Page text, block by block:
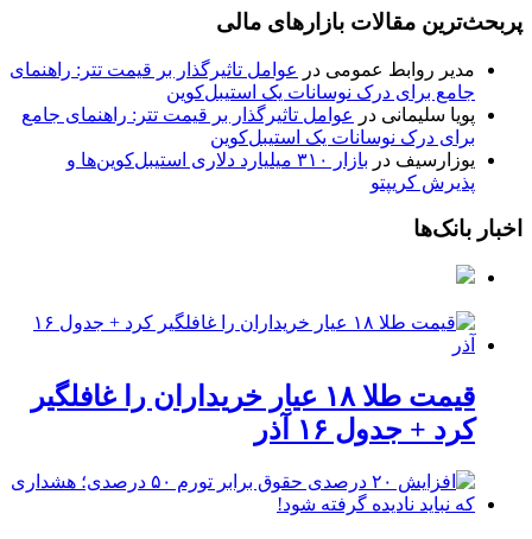
پربحث‌ترین مقالات بازارهای مالی
مدیر روابط عمومی در
عوامل تاثیرگذار بر قیمت تتر: راهنمای
جامع برای درک نوسانات یک استیبل‌کوین
پویا سلیمانی در
عوامل تاثیرگذار بر قیمت تتر: راهنمای جامع
برای درک نوسانات یک استیبل‌کوین
یوزارسیف در
بازار ۳۱۰ میلیارد دلاری استیبل‌کوین‌ها و
پذیرش کریپتو
اخبار بانک‌ها
قیمت طلا ۱۸ عیار خریداران را غافلگیر
کرد + جدول ۱۶ آذر